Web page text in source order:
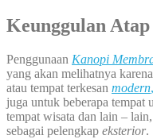
Keunggulan
Penggunaan Kanopi
yang akan melihatnya
atau tempat terkesan modern,
juga untuk beberapa tempat
tempat wisata dan lain –
sebagai pelengkap eksterior.